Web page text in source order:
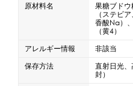
氷旗 のぼり 横幕
台湾かき氷「Snow-kiss（スノー
原材料名
果糖ブド
（ステビ
香酸Na）
（黄4）
アレルギー情報
非該当
保存方法
直射日光
封）